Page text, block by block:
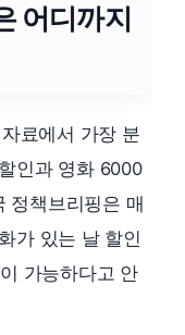
어디까지
료에서 가장 분
인과 영화 6000
정책브리핑은 매
가 있는 날 할인
가능하다고 안